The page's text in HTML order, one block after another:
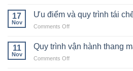
số
Dây
chuyền
tải
tấm
17
Nov
Ưu điểm và quy trình tái
Comments Offon
điểm
và
11
Nov
Quy trình vận hành thang
Comments Offon